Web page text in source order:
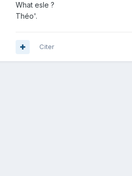
What esle ?
Théo'.
Citer